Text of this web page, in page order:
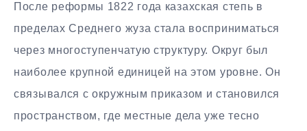
После реформы 1822 года казахская степь в
пределах Среднего жуза стала восприниматься
через многоступенчатую структуру. Округ был
наиболее крупной единицей на этом уровне. Он
связывался с окружным приказом и становился
пространством, где местные дела уже тесно